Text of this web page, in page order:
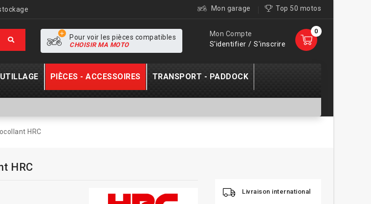
Mon garage Top 50 motos
0
Mon Compte
S'identifier / S'inscrire
Pour voir les pièces compatibles
CHOISIR MA MOTO
PIÈCES - ACCESSOIRES TRANSPORT - PADDOCK
HRC
HRC
Livraison international